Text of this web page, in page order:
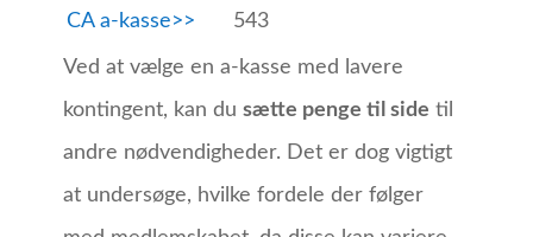
CA a-kasse>> 543
Ved at vælge en a-kasse med lavere
kontingent, kan du sætte penge til side til
andre nødvendigheder. Det er dog vigtigt
at undersøge, hvilke fordele der følger